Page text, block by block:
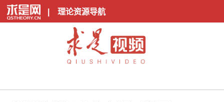
| 理论资源导航